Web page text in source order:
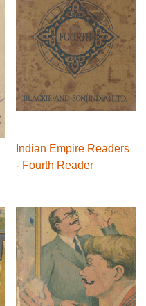
Indian Empire Readers
- Fourth Reader